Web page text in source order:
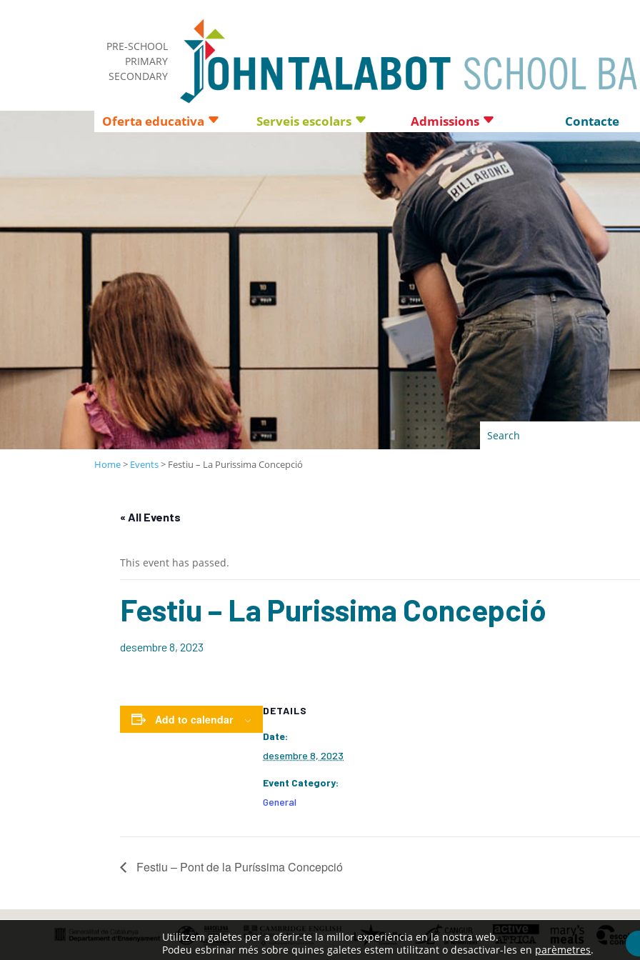
PRE-SCHOOL
PRIMARY
SECONDARY
Oferta educativa Serveis escolars Admissions Contacte
Home> Events> Festiu – La Purissima Concepció
« All Events
This event has passed.
Festiu – La Purissima Concepció
desembre 8, 2023
Add to calendar
DETAILS
Date:
desembre 8, 2023
Event Category:
General
Festiu – Pont de la Puríssima Concepció
Utilitzem galetes per a oferir-te la millor experiència en la nostra web.
Podeu esbrinar més sobre quines galetes estem utilitzant o desactivar-les en parèmetres.